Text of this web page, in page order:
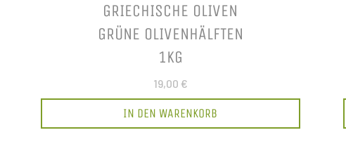
GRIECHISCHE OLIVEN
GRÜNE OLIVENHÄLFTEN
1KG
19,00 €
IN DEN WARENKORB